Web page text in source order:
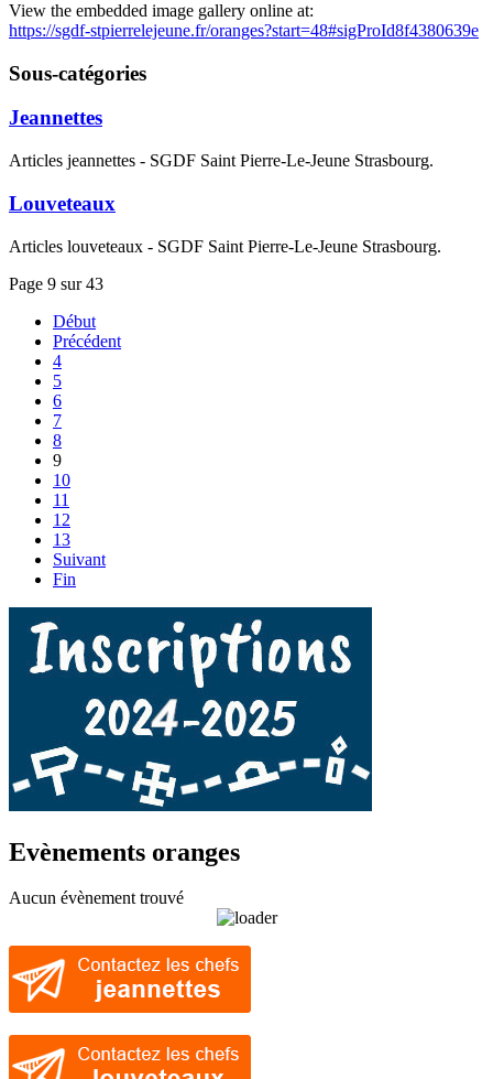
View the embedded image gallery online at:
https://sgdf-stpierrelejeune.fr/oranges?start=48#sigProId8f4380639e
Sous-catégories
Jeannettes
Articles jeannettes - SGDF Saint Pierre-Le-Jeune Strasbourg.
Louveteaux
Articles louveteaux - SGDF Saint Pierre-Le-Jeune Strasbourg.
Page 9 sur 43
Début
Précédent
4
5
6
7
8
9
10
11
12
13
Suivant
Fin
Evènements oranges
Aucun évènement trouvé